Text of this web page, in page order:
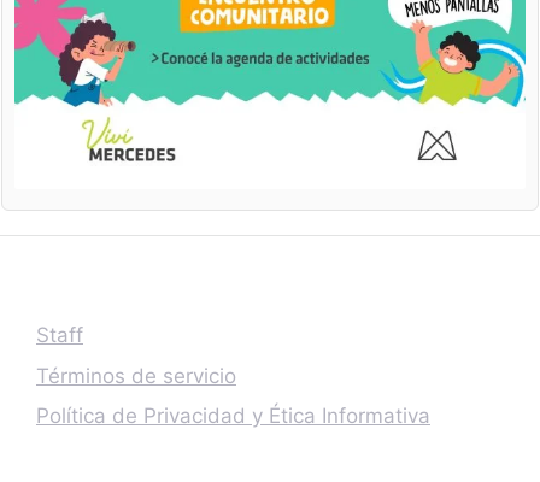
Staff
Términos de servicio
Política de Privacidad y Ética Informativa